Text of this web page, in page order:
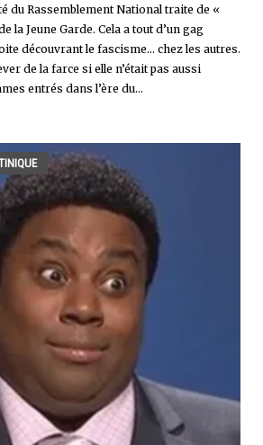
du Rassemblement National traite de «
la Jeune Garde. Cela a tout d’un gag
découvrant le fascisme… chez les autres.
de la farce si elle n’était pas aussi
entrés dans l’ère du...